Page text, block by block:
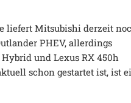
liefert Mitsubishi derzeit
PHEV, allerdings
und Lexus RX 450h
schon gestartet ist, ist